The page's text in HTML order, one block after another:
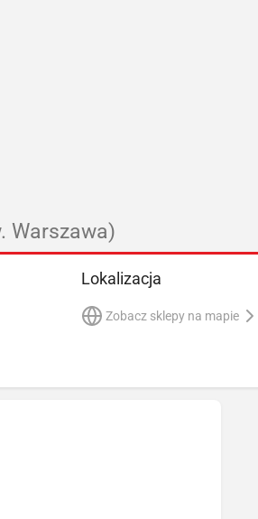
Warszawa)
Lokalizacja
Zobacz sklepy na mapie